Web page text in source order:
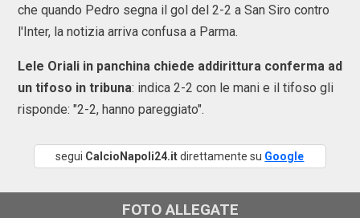
che quando Pedro segna il gol del 2-2 a San Siro contro
l'Inter, la notizia arriva confusa a Parma.
Lele Oriali in panchina chiede addirittura conferma ad
un tifoso in tribuna: indica 2-2 con le mani e il tifoso gli
risponde: "2-2, hanno pareggiato".
segui CalcioNapoli24.itdirettamente su Google
FOTO ALLEGATE